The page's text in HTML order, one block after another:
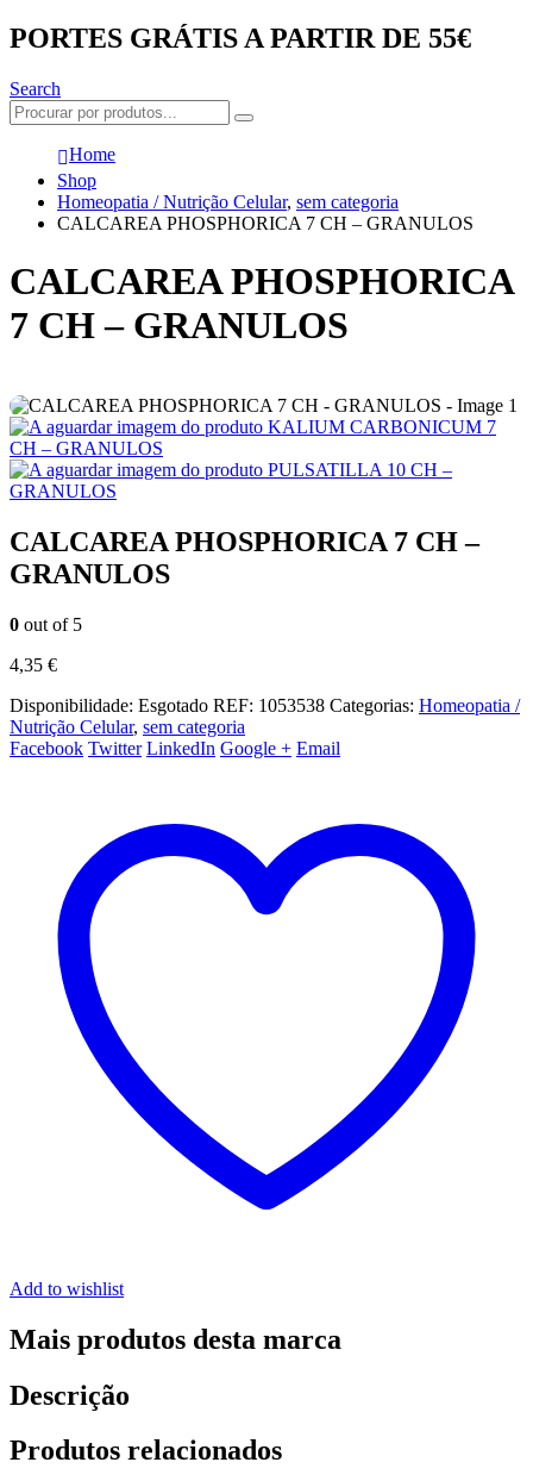
PORTES GRÁTIS A PARTIR DE 55€
Search
Home
Shop
Homeopatia / Nutrição Celular, sem categoria
CALCAREA PHOSPHORICA 7 CH – GRANULOS
CALCAREA PHOSPHORICA
7 CH – GRANULOS
KALIUM CARBONICUM 7
CH – GRANULOS
PULSATILLA 10 CH –
GRANULOS
CALCAREA PHOSPHORICA 7 CH –
GRANULOS
0 out of 5
4,35 €
Disponibilidade: Esgotado REF: 1053538 Categorias: Homeopatia /
Nutrição Celular, sem categoria
Facebook Twitter LinkedIn Google + Email
Add to wishlist
Mais produtos desta marca
Descrição
Produtos relacionados